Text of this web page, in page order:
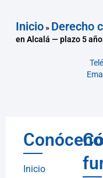
Inicio» Derecho
en Alcalá — plazo 5
Inicio